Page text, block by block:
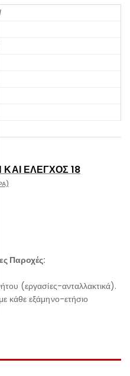
ΈΛΕΓΧΟΣ 18
Παροχές:
(εργασίες-ανταλλακτικά).
κάθε εξάμηνο-ετήσιο